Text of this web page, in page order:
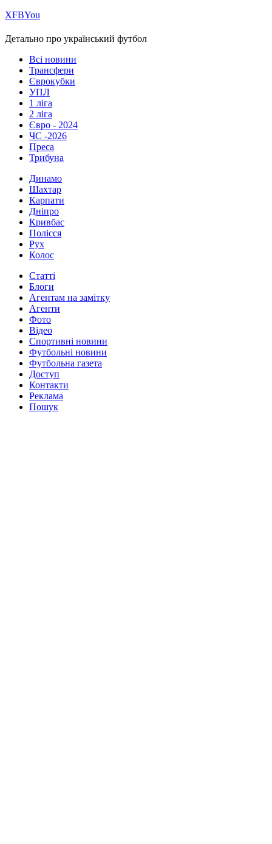
ХFBYou
Детально про український футбол
Всі новини
Трансфери
Єврокубки
УПЛ
1 ліга
2 ліга
Євро - 2024
ЧС -2026
Преса
Трибуна
Динамо
Шахтар
Карпати
Дніпро
Кривбас
Полісся
Рух
Колос
Статті
Блоги
Агентам на замітку
Агенти
Фото
Відео
Спортивні новини
Футбольні новини
Футбольна газета
Доступ
Контакти
Реклама
Пошук